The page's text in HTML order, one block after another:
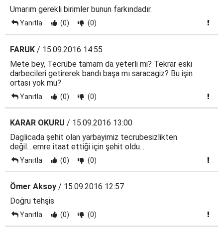
Umarım gerekli birimler bunun farkındadır.
Yanıtla (0) (0)
FARUK / 15.09.2016 14:55
Mete bey, Tecrübe tamam da yeterli mi? Tekrar eski
darbecileri getirerek bandı başa mı saracagiz? Bu işin
ortası yok mu?
Yanıtla (0) (0)
KARAR OKURU / 15.09.2016 13:00
Daglicada şehit olan yarbayimiz tecrubesizlikten
değil....emre itaat ettiği için şehit oldu...
Yanıtla (0) (0)
Ömer Aksoy / 15.09.2016 12:57
Doğru tehşis
Yanıtla (0) (0)